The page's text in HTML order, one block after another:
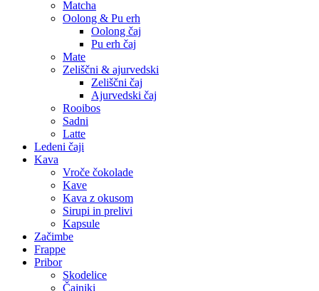
Matcha
Oolong & Pu erh
Oolong čaj
Pu erh čaj
Mate
Zeliščni & ajurvedski
Zeliščni čaj
Ajurvedski čaj
Rooibos
Sadni
Latte
Ledeni čaji
Kava
Vroče čokolade
Kave
Kava z okusom
Sirupi in prelivi
Kapsule
Začimbe
Frappe
Pribor
Skodelice
Čajniki